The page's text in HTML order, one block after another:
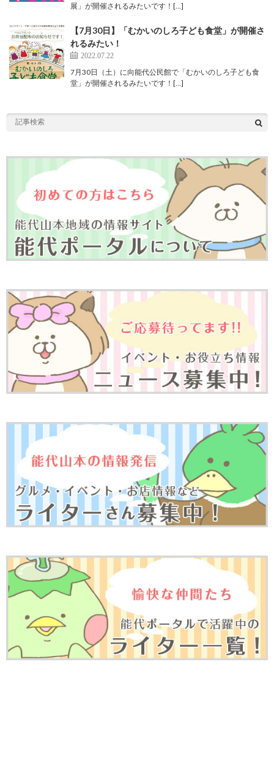
展」が開催されるみたいです！[…]
【7月30日】「むかいのしろ子ども食堂」が開催さ
れるみたい！
2022.07.22
7月30日（土）に向能代公民館で「むかいのしろ子ども食
堂」が開催されるみたいです！[…]